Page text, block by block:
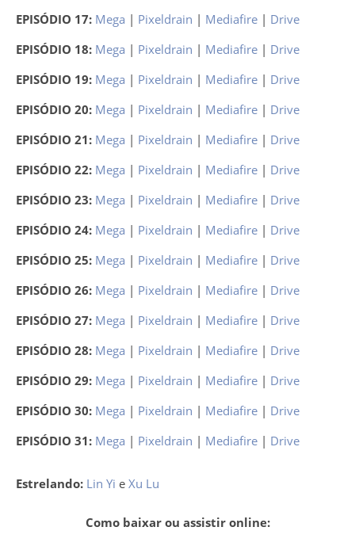
EPISÓDIO 17: Mega | Pixeldrain | Mediafire | Drive
EPISÓDIO 18: Mega | Pixeldrain | Mediafire | Drive
EPISÓDIO 19: Mega | Pixeldrain | Mediafire | Drive
EPISÓDIO 20: Mega | Pixeldrain | Mediafire | Drive
EPISÓDIO 21: Mega | Pixeldrain | Mediafire | Drive
EPISÓDIO 22: Mega | Pixeldrain | Mediafire | Drive
EPISÓDIO 23: Mega | Pixeldrain | Mediafire | Drive
EPISÓDIO 24: Mega | Pixeldrain | Mediafire | Drive
EPISÓDIO 25: Mega | Pixeldrain | Mediafire | Drive
EPISÓDIO 26: Mega | Pixeldrain | Mediafire | Drive
EPISÓDIO 27: Mega | Pixeldrain | Mediafire | Drive
EPISÓDIO 28: Mega | Pixeldrain | Mediafire | Drive
EPISÓDIO 29: Mega | Pixeldrain | Mediafire | Drive
EPISÓDIO 30: Mega | Pixeldrain | Mediafire | Drive
EPISÓDIO 31: Mega | Pixeldrain | Mediafire | Drive
Estrelando: Lin Yi e Xu Lu
Como baixar ou assistir online: